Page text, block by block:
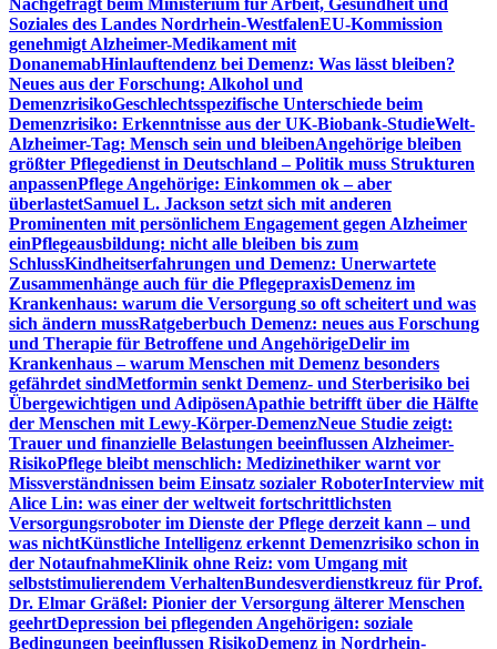
Nachgefragt beim Ministerium für Arbeit, Gesundheit und
Soziales des Landes Nordrhein-WestfalenEU-Kommission
genehmigt Alzheimer-Medikament mit
DonanemabHinlauftendenz bei Demenz: Was lässt bleiben?
Neues aus der Forschung: Alkohol und
DemenzrisikoGeschlechtsspezifische Unterschiede beim
Demenzrisiko: Erkenntnisse aus der UK-Biobank-StudieWelt-
Alzheimer-Tag: Mensch sein und bleibenAngehörige bleiben
größter Pflegedienst in Deutschland – Politik muss Strukturen
anpassenPflege Angehörige: Einkommen ok – aber
überlastetSamuel L. Jackson setzt sich mit anderen
Prominenten mit persönlichem Engagement gegen Alzheimer
einPflegeausbildung: nicht alle bleiben bis zum
SchlussKindheitserfahrungen und Demenz: Unerwartete
Zusammenhänge auch für die PflegepraxisDemenz im
Krankenhaus: warum die Versorgung so oft scheitert und was
sich ändern mussRatgeberbuch Demenz: neues aus Forschung
und Therapie für Betroffene und AngehörigeDelir im
Krankenhaus – warum Menschen mit Demenz besonders
gefährdet sindMetformin senkt Demenz- und Sterberisiko bei
Übergewichtigen und AdipösenApathie betrifft über die Hälfte
der Menschen mit Lewy-Körper-DemenzNeue Studie zeigt:
Trauer und finanzielle Belastungen beeinflussen Alzheimer-
RisikoPflege bleibt menschlich: Medizinethiker warnt vor
Missverständnissen beim Einsatz sozialer RoboterInterview mit
Alice Lin: was einer der weltweit fortschrittlichsten
Versorgungsroboter im Dienste der Pflege derzeit kann – und
was nichtKünstliche Intelligenz erkennt Demenzrisiko schon in
der NotaufnahmeKlinik ohne Reiz: vom Umgang mit
selbststimulierendem VerhaltenBundesverdienstkreuz für Prof.
Dr. Elmar Gräßel: Pionier der Versorgung älterer Menschen
geehrtDepression bei pflegenden Angehörigen: soziale
Bedingungen beeinflussen RisikoDemenz in Nordrhein-